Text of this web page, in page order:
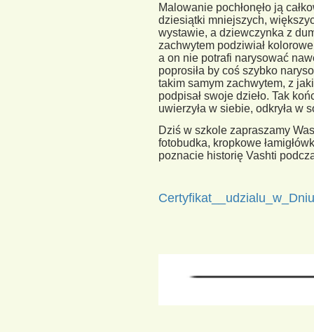
Malowanie pochłonęło ją
dziesiątki mniejszych,
wystawie, a dziewczynka z
zachwytem podziwiał
a on nie potrafi narysować
poprosiła by coś szybko
takim samym zachwytem, z
podpisał swoje dzieło. Tak
uwierzyła w siebie, odkryła w
Dziś w szkole zapraszamy
fotobudka, kropkowe
poznacie historię Vashti